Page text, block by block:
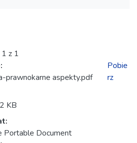
z 1
prawnokarne aspekty.pdf
KB
Portable Document
Pobie
rz